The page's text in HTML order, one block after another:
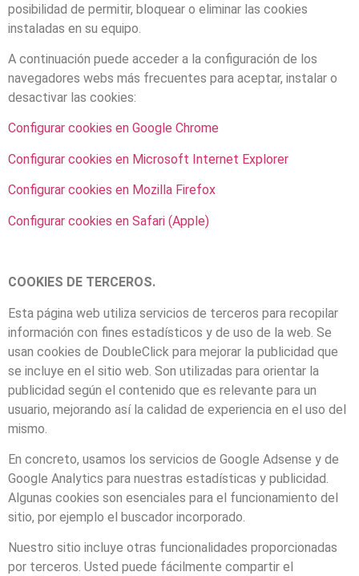
posibilidad de permitir, bloquear o eliminar las cookies
instaladas en su equipo.
A continuación puede acceder a la configuración de los
navegadores webs más frecuentes para aceptar, instalar o
desactivar las cookies:
Configurar cookies en Google Chrome
Configurar cookies en Microsoft Internet Explorer
Configurar cookies en Mozilla Firefox
Configurar cookies en Safari (Apple)
COOKIES DE TERCEROS.
Esta página web utiliza servicios de terceros para recopilar
información con fines estadísticos y de uso de la web. Se
usan cookies de DoubleClick para mejorar la publicidad que
se incluye en el sitio web. Son utilizadas para orientar la
publicidad según el contenido que es relevante para un
usuario, mejorando así la calidad de experiencia en el uso del
mismo.
En concreto, usamos los servicios de Google Adsense y de
Google Analytics para nuestras estadísticas y publicidad.
Algunas cookies son esenciales para el funcionamiento del
sitio, por ejemplo el buscador incorporado.
Nuestro sitio incluye otras funcionalidades proporcionadas
por terceros. Usted puede fácilmente compartir el